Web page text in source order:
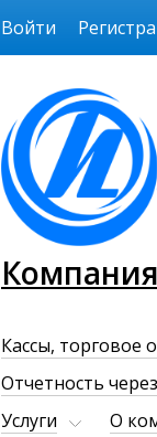
Размер шрифта
Войти
Кассы, торговое
Отчетность
Услуги
О